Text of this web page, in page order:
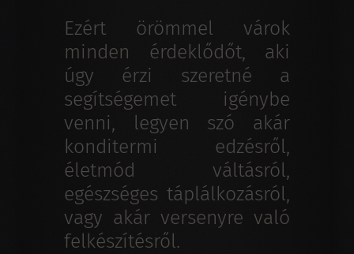
Ezért örömmel várok
minden érdeklődőt, aki
úgy érzi szeretné a
segítségemet igénybe
venni, legyen szó akár
konditermi edzésről,
életmód váltásról,
egészséges táplálkozásról,
vagy akár versenyre való
felkészítésről.